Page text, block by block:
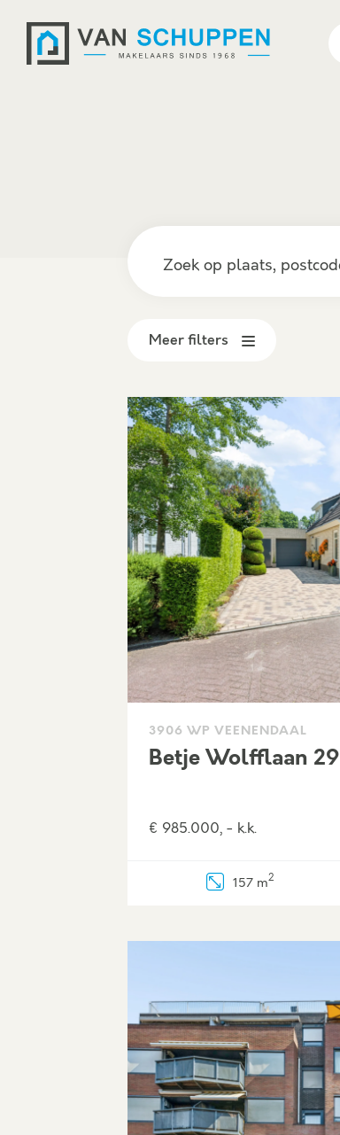
Meer filters
3906 WP VEENENDAAL
Betje Wolfflaan 29
€ 985.000, - k.k.
157 m2